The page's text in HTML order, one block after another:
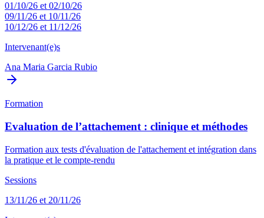
01/10/26 et 02/10/26
09/11/26 et 10/11/26
10/12/26 et 11/12/26
Intervenant(e)s
Ana Maria Garcia Rubio
Formation
Evaluation de l’attachement : clinique et méthodes
Formation aux tests d'évaluation de l'attachement et intégration dans
la pratique et le compte-rendu
Sessions
13/11/26 et 20/11/26